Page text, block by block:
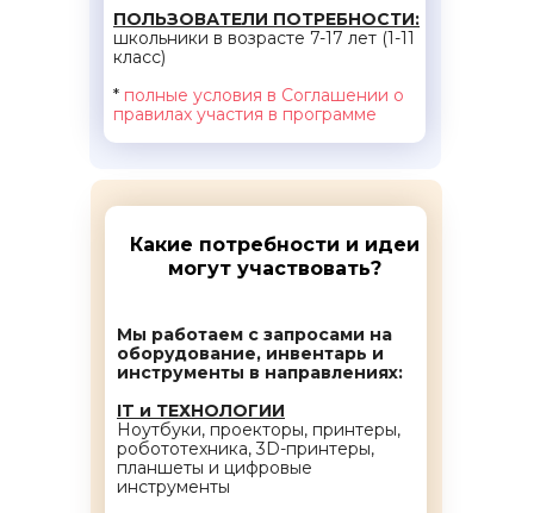
Какие потребности и идеи
могут участвовать?
Мы работаем с запросами на
оборудование, инвентарь и
инструменты в направлениях:
IT и ТЕХНОЛОГИИ
Ноутбуки, проекторы, принтеры,
робототехника, 3D-принтеры,
планшеты и цифровые
инструменты
ПОЛЬЗОВАТЕЛИ ПОТРЕБНОСТИ:
школьники в возрасте 7-17 лет (1-11
класс)
* полные условия в Соглашении о
правилах участия в программе